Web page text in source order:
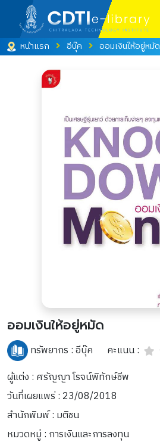
หน้าแรก อีบุ๊ค ออมเงินให้อยู่หมัด
ออมเงินให้อยู่หมัด
ทรัพยากร :อีบุ๊ค
คะแนน :
ผู้แต่ง : ศรัญญา โรจน์พิทักษ์ชีพ
วันที่เผยแพร่ : 23/08/2018
สำนักพิมพ์ : มติชน
หมวดหมู่ : การเงินและการลงทุน